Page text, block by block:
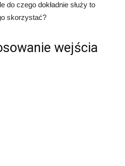
do czego dokładnie służy to
skorzystać?
wejścia